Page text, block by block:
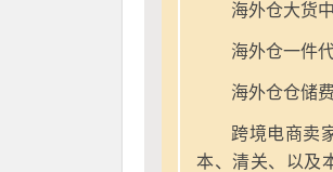
海外仓大货
海外仓一件
海外仓仓储
跨境电商卖
本、清关、以及